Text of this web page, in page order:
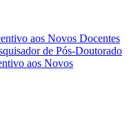
aos Novos Docentes
de Pós-Doutorado
aos Novos